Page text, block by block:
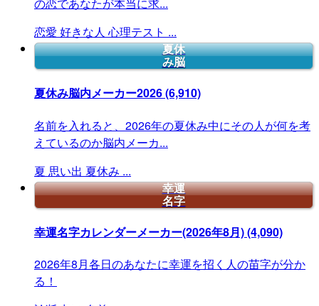
の恋であなたが本当に求...
恋愛 好きな人 心理テスト ...
夏休
み脳
夏休み脳内メーカー2026(6,910)
名前を入れると、2026年の夏休み中にその人が何を考
えているのか脳内メーカ...
夏 思い出 夏休み ...
幸運
名字
幸運名字カレンダーメーカー(2026年8月)(4,090)
2026年8月各日のあなたに幸運を招く人の苗字が分か
る！